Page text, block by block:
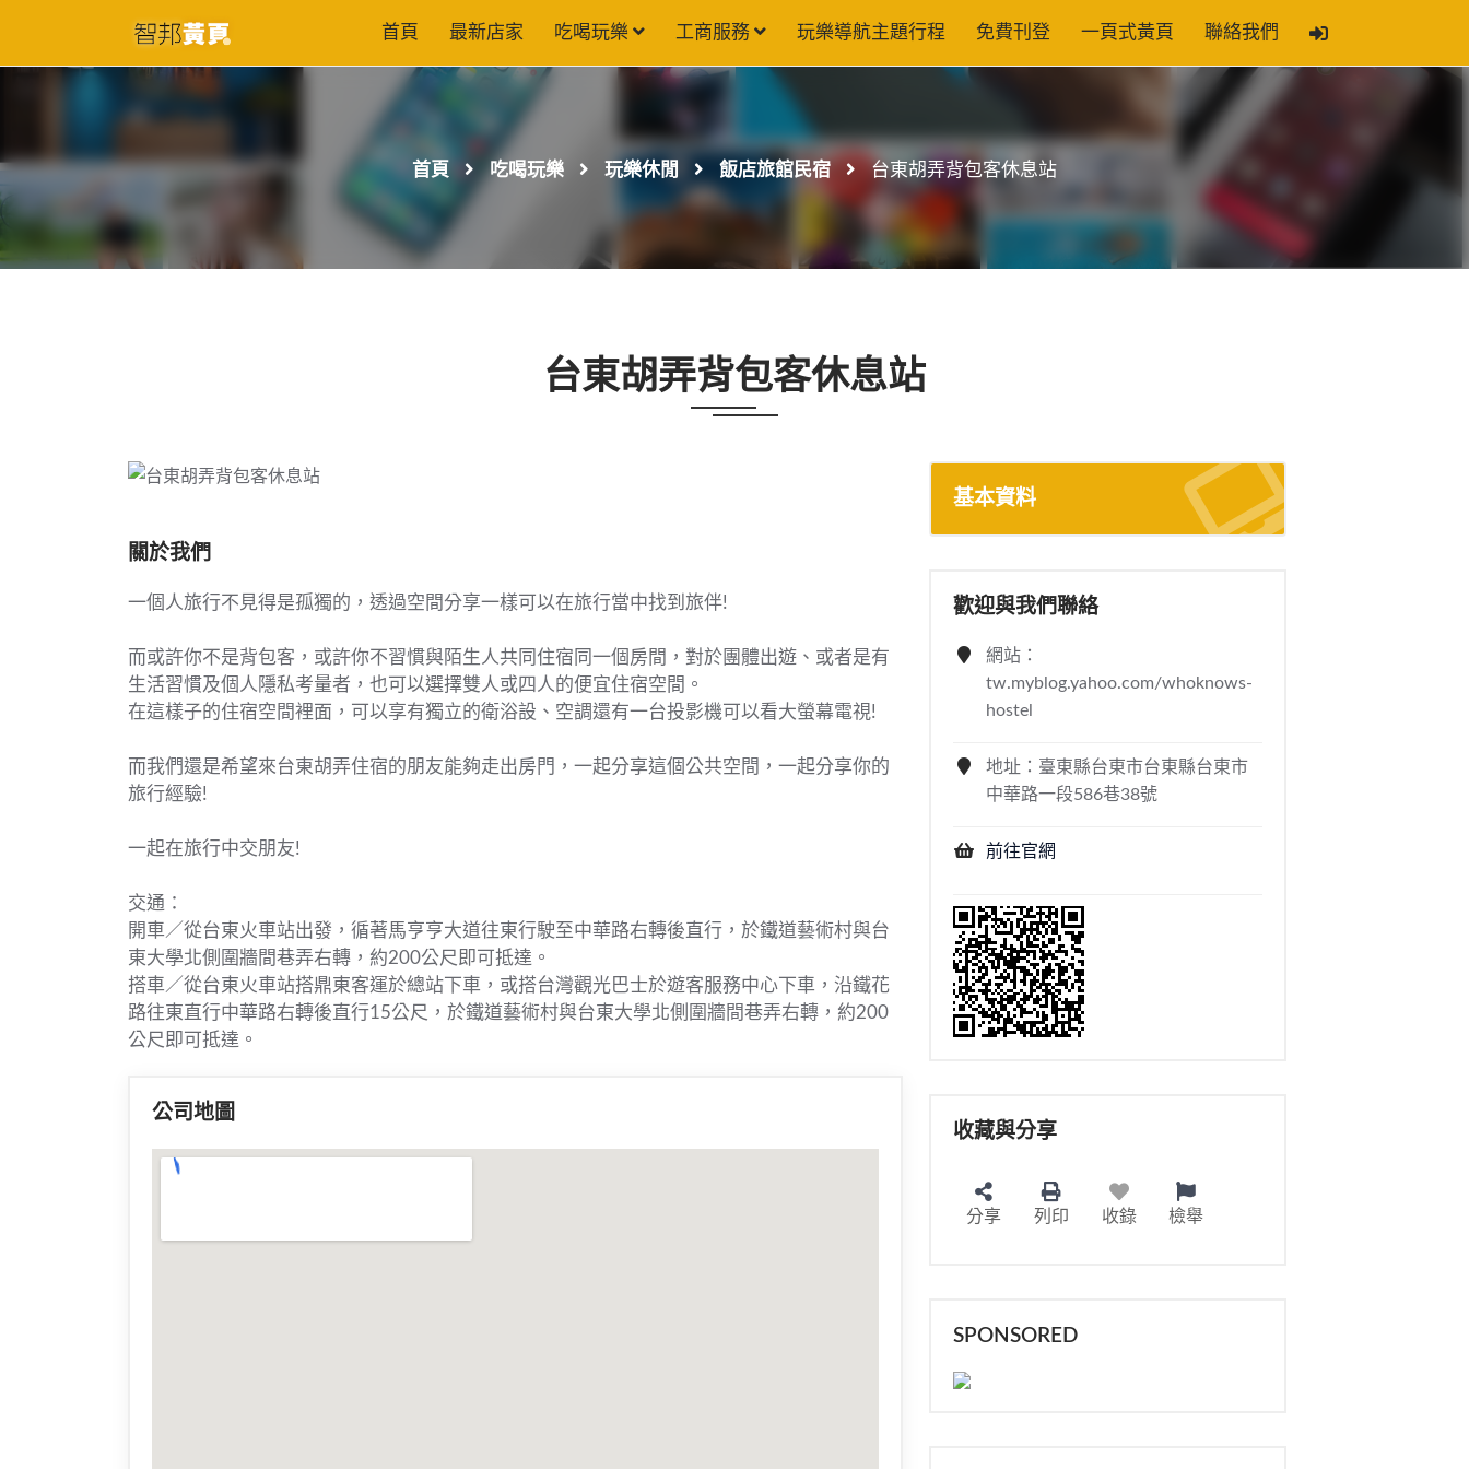
首頁 最新店家 吃喝玩樂 工商服務 玩樂導航主題行程 免費刊登 一頁式黃頁 聯絡我們
首頁 吃喝玩樂 玩樂休閒 飯店旅館民宿 台東胡弄背包客休息站
台東胡弄背包客休息站
關於我們
一個人旅行不見得是孤獨的，透過空間分享一樣可以在旅行當中找到旅伴!
而或許你不是背包客，或許你不習慣與陌生人共同住宿同一個房間，對於團體出遊、或者是有
生活習慣及個人隱私考量者，也可以選擇雙人或四人的便宜住宿空間。
在這樣子的住宿空間裡面，可以享有獨立的衛浴設、空調還有一台投影機可以看大螢幕電視!
而我們還是希望來台東胡弄住宿的朋友能夠走出房門，一起分享這個公共空間，一起分享你的
旅行經驗!
一起在旅行中交朋友!
交通：
開車／從台東火車站出發，循著馬亨亨大道往東行駛至中華路右轉後直行，於鐵道藝術村與台
東大學北側圍牆間巷弄右轉，約200公尺即可抵達。
搭車／從台東火車站搭鼎東客運於總站下車，或搭台灣觀光巴士於遊客服務中心下車，沿鐵花
路往東直行中華路右轉後直行15公尺，於鐵道藝術村與台東大學北側圍牆間巷弄右轉，約200
公尺即可抵達。
公司地圖
基本資料
歡迎與我們聯絡
網站：
tw.myblog.yahoo.com/whoknows-
hostel
地址：臺東縣台東市台東縣台東市
中華路一段586巷38號
前往官網
收藏與分享
分享 列印 收錄 檢舉
SPONSORED